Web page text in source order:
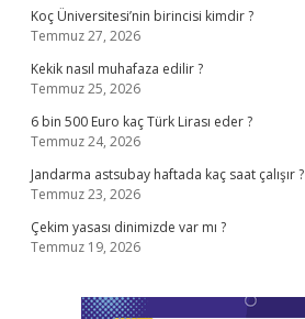
Koç Üniversitesi’nin birincisi kimdir ?
Temmuz 27, 2026
Kekik nasıl muhafaza edilir ?
Temmuz 25, 2026
6 bin 500 Euro kaç Türk Lirası eder ?
Temmuz 24, 2026
Jandarma astsubay haftada kaç saat çalışır ?
Temmuz 23, 2026
Çekim yasası dinimizde var mı ?
Temmuz 19, 2026